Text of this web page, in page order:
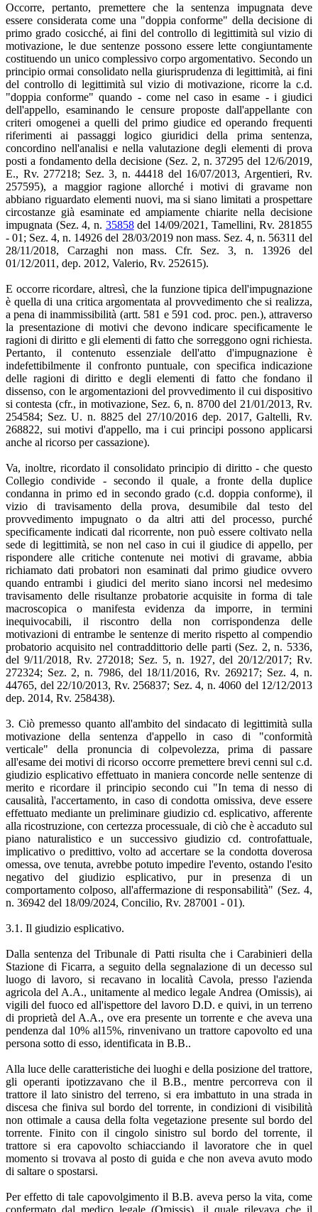
Occorre, pertanto, premettere che la sentenza impugnata deve
essere considerata come una "doppia conforme" della decisione di
primo grado cosicché, ai fini del controllo di legittimità sul vizio di
motivazione, le due sentenze possono essere lette congiuntamente
costituendo un unico complessivo corpo argomentativo. Secondo un
principio ormai consolidato nella giurisprudenza di legittimità, ai fini
del controllo di legittimità sul vizio di motivazione, ricorre la c.d.
"doppia conforme" quando - come nel caso in esame - i giudici
dell'appello, esaminando le censure proposte dall'appellante con
criteri omogenei a quelli del primo giudice ed operando frequenti
riferimenti ai passaggi logico giuridici della prima sentenza,
concordino nell'analisi e nella valutazione degli elementi di prova
posti a fondamento della decisione (Sez. 2, n. 37295 del 12/6/2019,
E., Rv. 277218; Sez. 3, n. 44418 del 16/07/2013, Argentieri, Rv.
257595), a maggior ragione allorché i motivi di gravame non
abbiano riguardato elementi nuovi, ma si siano limitati a prospettare
circostanze già esaminate ed ampiamente chiarite nella decisione
impugnata (Sez. 4, n. 35858del 14/09/2021, Tamellini, Rv. 281855
- 01; Sez. 4, n. 14926 del 28/03/2019 non mass. Sez. 4, n. 56311 del
28/11/2018, Carzaghi non mass. Cfr. Sez. 3, n. 13926 del
01/12/2011, dep. 2012, Valerio, Rv. 252615).
E occorre ricordare, altresì, che la funzione tipica dell'impugnazione
è quella di una critica argomentata al provvedimento che si realizza,
a pena di inammissibilità (artt. 581 e 591 cod. proc. pen.), attraverso
la presentazione di motivi che devono indicare specificamente le
ragioni di diritto e gli elementi di fatto che sorreggono ogni richiesta.
Pertanto, il contenuto essenziale dell'atto d'impugnazione è
indefettibilmente il confronto puntuale, con specifica indicazione
delle ragioni di diritto e degli elementi di fatto che fondano il
dissenso, con le argomentazioni del provvedimento il cui dispositivo
si contesta (cfr., in motivazione, Sez. 6, n. 8700 del 21/01/2013, Rv.
254584; Sez. U. n. 8825 del 27/10/2016 dep. 2017, Galtelli, Rv.
268822, sui motivi d'appello, ma i cui principi possono applicarsi
anche al ricorso per cassazione).
Va, inoltre, ricordato il consolidato principio di diritto - che questo
Collegio condivide - secondo il quale, a fronte della duplice
condanna in primo ed in secondo grado (c.d. doppia conforme), il
vizio di travisamento della prova, desumibile dal testo del
provvedimento impugnato o da altri atti del processo, purché
specificamente indicati dal ricorrente, non può essere coltivato nella
sede di legittimità, se non nel caso in cui il giudice di appello, per
rispondere alle critiche contenute nei motivi di gravame, abbia
richiamato dati probatori non esaminati dal primo giudice ovvero
quando entrambi i giudici del merito siano incorsi nel medesimo
travisamento delle risultanze probatorie acquisite in forma di tale
macroscopica o manifesta evidenza da imporre, in termini
inequivocabili, il riscontro della non corrispondenza delle
motivazioni di entrambe le sentenze di merito rispetto al compendio
probatorio acquisito nel contraddittorio delle parti (Sez. 2, n. 5336,
del 9/11/2018, Rv. 272018; Sez. 5, n. 1927, del 20/12/2017; Rv.
272324; Sez. 2, n. 7986, del 18/11/2016, Rv. 269217; Sez. 4, n.
44765, del 22/10/2013, Rv. 256837; Sez. 4, n. 4060 del 12/12/2013
dep. 2014, Rv. 258438).
3. Ciò premesso quanto all'ambito del sindacato di legittimità sulla
motivazione della sentenza d'appello in caso di "conformità
verticale" della pronuncia di colpevolezza, prima di passare
all'esame dei motivi di ricorso occorre premettere brevi cenni sul c.d.
giudizio esplicativo effettuato in maniera concorde nelle sentenze di
merito e ricordare il principio secondo cui "In tema di nesso di
causalità, l'accertamento, in caso di condotta omissiva, deve essere
effettuato mediante un preliminare giudizio cd. esplicativo, afferente
alla ricostruzione, con certezza processuale, di ciò che è accaduto sul
piano naturalistico e un successivo giudizio cd. controfattuale,
implicativo o predittivo, volto ad accertare se la condotta doverosa
omessa, ove tenuta, avrebbe potuto impedire l'evento, ostando l'esito
negativo del giudizio esplicativo, pur in presenza di un
comportamento colposo, all'affermazione di responsabilità" (Sez. 4,
n. 36942 del 18/09/2024, Concilio, Rv. 287001 - 01).
3.1. Il giudizio esplicativo.
Dalla sentenza del Tribunale di Patti risulta che i Carabinieri della
Stazione di Ficarra, a seguito della segnalazione di un decesso sul
luogo di lavoro, si recavano in località Cavola, presso l'azienda
agricola del A.A., unitamente al medico legale Andrea (Omissis), ai
vigili del fuoco ed all'ispettore del lavoro D.D. e quivi, in un terreno
di proprietà del A.A., ove era presente un torrente e che aveva una
pendenza dal 10% al15%, rinvenivano un trattore capovolto ed una
persona sotto di esso, identificata in B.B..
Alla luce delle caratteristiche dei luoghi e della posizione del trattore,
gli operanti ipotizzavano che il B.B., mentre percorreva con il
trattore il lato sinistro del terreno, si era imbattuto in una strada in
discesa che finiva sul bordo del torrente, in condizioni di visibilità
non ottimale a causa della folta vegetazione presente sul bordo del
torrente. Finito con il cingolo sinistro sul bordo del torrente, il
trattore si era capovolto schiacciando il lavoratore che in quel
momento si trovava al posto di guida e che non aveva avuto modo
di saltare o spostarsi.
Per effetto di tale capovolgimento il B.B. aveva perso la vita, come
confermato dal medico legale (Omissis), il quale rilevava che il